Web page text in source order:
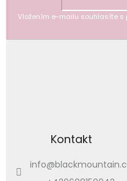
Vložením e-mailu souhlasíte s
Kontakt
info@